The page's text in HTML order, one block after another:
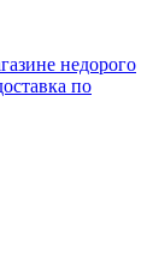
недорого
по